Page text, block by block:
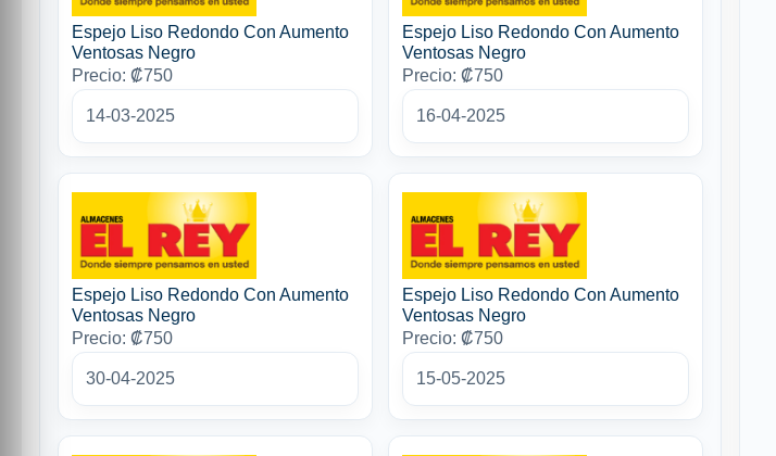
Espejo Liso Redondo Con Aumento
Ventosas Negro
Precio: ₡750
14-03-2025
Espejo Liso Redondo Con Aumento
Ventosas Negro
Precio: ₡750
16-04-2025
Espejo Liso Redondo Con Aumento
Ventosas Negro
Precio: ₡750
30-04-2025
Espejo Liso Redondo Con Aumento
Ventosas Negro
Precio: ₡750
15-05-2025